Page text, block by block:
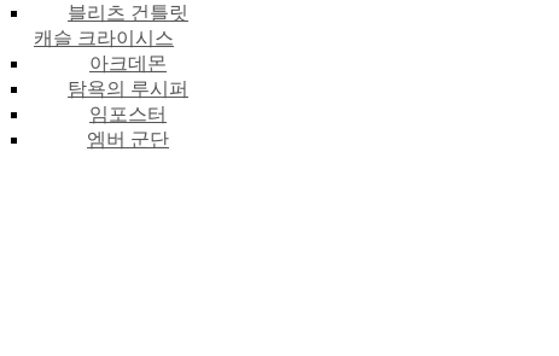
블리츠 건틀릿
캐슬 크라이시스
아크데몬
탐욕의 루시퍼
임포스터
엠버 군단